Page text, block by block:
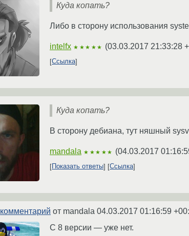
Куда копать?
Либо в сторону использования
intelfx ★★★★★ (03.03.2017 21:33:28
Ссылка
Куда копать?
В cторону дебиана, тут няшный
mandala ★★★★★ (04.03.2017
Показать ответы Ссылка
комментарий от mandala 04.03.2017 01:16:59
С 8 версии — уже нет.